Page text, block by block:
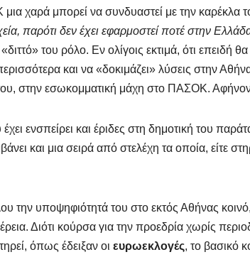
χαρά μπορεί να συνδυαστεί με την καρέκλα
παρότι δεν έχει εφαρμοστεί ποτέ στην
του ρόλο. Εν ολίγοις εκτιμά, ότι επειδή
και να «δοκιμάζει» λύσεις στην
του, στην εσωκομματική μάχη στο ΠΑΣΟΚ.
ενσπείρει και έριδες στη δημοτική του
και μια σειρά από στελέχη τα οποία, είτε
την υποψηφιότητά του στο εκτός Αθήνας
Διότι κούρσα για την προεδρία χωρίς
όπως έδειξαν οι ευρωεκλογές, το βασικό